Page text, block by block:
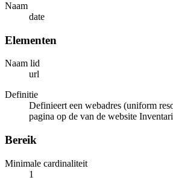
Naam
date
Elementen
Naam lid
url
Definitie
Definieert een webadres (uniform
pagina op de van de website
Bereik
Minimale cardinaliteit
1